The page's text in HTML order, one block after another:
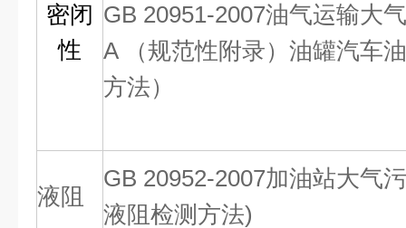
密闭
性
GB 20951-2007油气运输大
A （规范性附录）油罐汽车
方法）
液阻
GB 20952-2007加油站大气
液阻检测方法)